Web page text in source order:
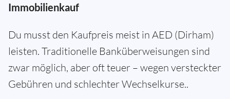
Immobilienkauf
Du musst den Kaufpreis meist in AED (Dirham)
leisten. Traditionelle Banküberweisungen sind
zwar möglich, aber oft teuer – wegen versteckter
Gebühren und schlechter Wechselkurse..